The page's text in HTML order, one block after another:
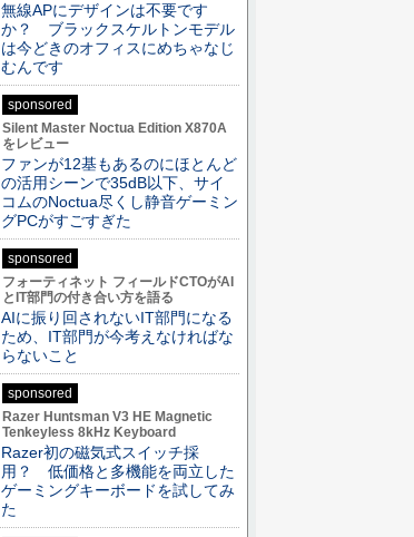
無線APにデザインは不要です
か？ ブラックスケルトンモデル
は今どきのオフィスにめちゃなじ
むんです
sponsored
Silent Master Noctua Edition X870A
をレビュー
ファンが12基もあるのにほとんど
の活用シーンで35dB以下、サイ
コムのNoctua尽くし静音ゲーミン
グPCがすごすぎた
sponsored
フォーティネット フィールドCTOがAI
とIT部門の付き合い方を語る
AIに振り回されないIT部門になる
ため、IT部門が今考えなければな
らないこと
sponsored
Razer Huntsman V3 HE Magnetic
Tenkeyless 8kHz Keyboard
Razer初の磁気式スイッチ採
用？ 低価格と多機能を両立した
ゲーミングキーボードを試してみ
た